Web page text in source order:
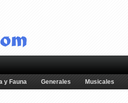
y Fauna Generales Musicales